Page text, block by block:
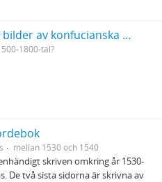
Handtecknade bilder av konfucianska och daoistiska lärda eller heliga personer från Kina
1800-tal?
mellan 1530 och 1540
skriven omkring år 1530-
De två sista sidorna är skrivna av